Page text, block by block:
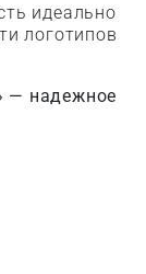
идеально
логотипов
— надежное